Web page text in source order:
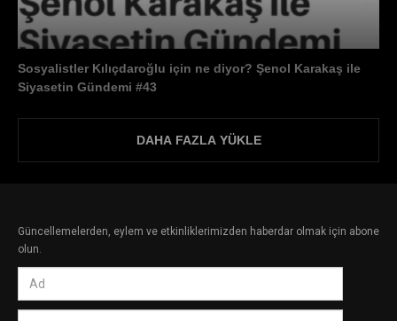
Sosyalistler Kılıçdaroğlu için ne diyor? Şenol Karakaş ile
Siyasetin Gündemi #43
DAHA FAZLA YÜKLE
Güncellemelerden, eylem ve etkinliklerimizden haberdar olmak için abone
olun.